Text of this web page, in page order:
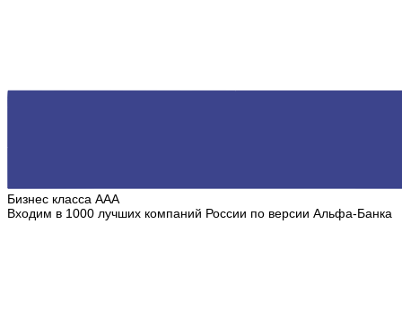
Бизнес класса ААА
Входим в 1000 лучших компаний России по версии Альфа-Банка